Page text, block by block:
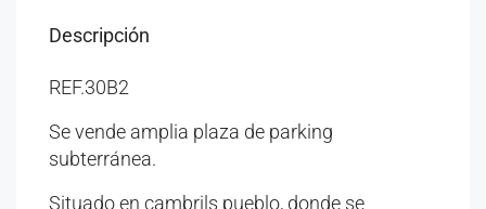
Descripción
REF.30B2
Se vende amplia plaza de parking
subterránea.
Situado en cambrils pueblo, donde se